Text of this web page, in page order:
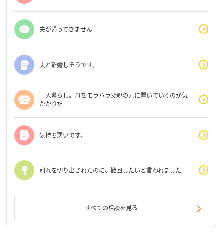
夫が帰ってきません
夫と離婚しそうです。
一人暮らし。母をモラハラ父親の元に置いていくのが気
がかりだ
気持ち悪いです。
別れを切り出されたのに、撤回したいと言われました
すべての相談を見る